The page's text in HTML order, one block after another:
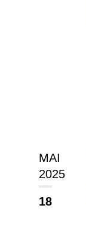
MAI
2025
18